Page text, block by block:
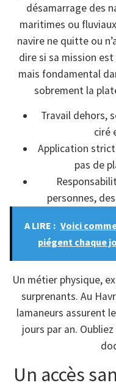
désamarrage des
maritimes ou
navire ne quitte ou
dire si sa mission
mais fondamental
sobrement la
Travail dehors,
ciré
Application
pas de
personnes,
A LIRE : Voici
piégent chaque
Un métier physique,
surprenants. Au
lamaneurs assurent
jours par an.
Un accès